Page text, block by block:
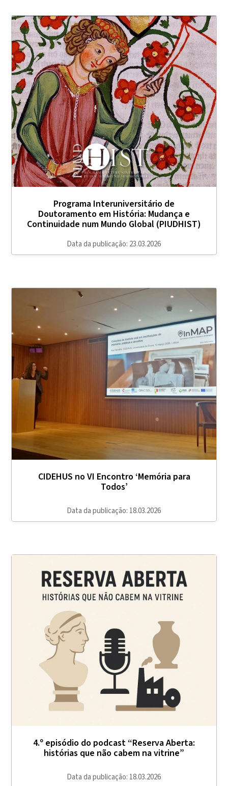
Programa Interuniversitário de
Doutoramento em História: Mudança e
Continuidade num Mundo Global (PIUDHIST)
Data da publicação: 23.03.2026
CIDEHUS no VI Encontro ‘Memória para
Todos’
Data da publicação: 18.03.2026
4.º episódio do podcast “Reserva Aberta:
histórias que não cabem na vitrine”
Data da publicação: 18.03.2026